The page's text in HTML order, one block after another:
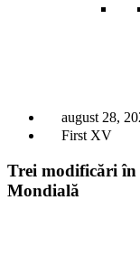
august 28,
First XV
Trei modificări
Mondială